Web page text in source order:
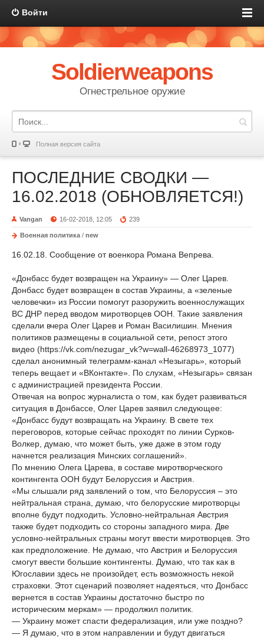
Войти
Soldierweapons
Огнестрельное оружие
Полная версия сайта
ПОСЛЕДНИЕ СВОДКИ —
16.02.2018 (ОБНОВЛЯЕТСЯ!)
Vangan 16-02-2018, 12:05 239
Военная политика / new
16.02.18. Сообщение от военкора Романа Вепрева.
«Донбасс будет возвращен на Украину» — Олег Царев.
Донбасс будет возвращен в состав Украины, а «зеленые
человечки» из России помогут разоружить военнослужащих
ВС ДНР перед вводом миротворцев ООН. Такие заявления
сделали вчера Олег Царев и Роман Василишин. Мнения
политиков размещены в социальной сети, репост этого
видео (https://vk.com/nezugar_vk?w=wall-46268973_1077)
сделал анонимный телеграмм-канал «Незыгарь», который
теперь вещает и «ВКонтакте». По слухам, «Незыгарь» связан
с администрацией президента России.
Отвечая на вопрос журналиста о том, как будет развиваться
ситуация в Донбассе, Олег Царев заявил следующее:
«Донбасс будут возвращать на Украину. В свете тех
переговоров, которые сейчас проходят по линии Сурков-
Волкер, думаю, что может быть, уже даже в этом году
начнется реализация Минских соглашений».
По мнению Олега Царева, в составе миротворческого
контингента ООН будут Белоруссия и Австрия.
«Мы слышали ряд заявлений о том, что Белоруссия – это
нейтральная страна, думаю, что белорусские миротворцы
вполне будут подходить. Условно-нейтральная Австрия
также будет подходить со стороны западного мира. Две
условно-нейтральных страны могут ввести миротворцев. Это
как предположение. Не думаю, что Австрия и Белоруссия
смогут ввести большие контингенты. Думаю, что так как в
Югославии здесь не произойдет, есть возможность некой
страховки. Этот сценарий позволяет надеяться, что Донбасс
вернется в состав Украины достаточно быстро по
историческим меркам» — продолжил политик.
— Украину может спасти федерализация, или уже поздно?
— Я думаю, что в этом направлении и будут двигаться